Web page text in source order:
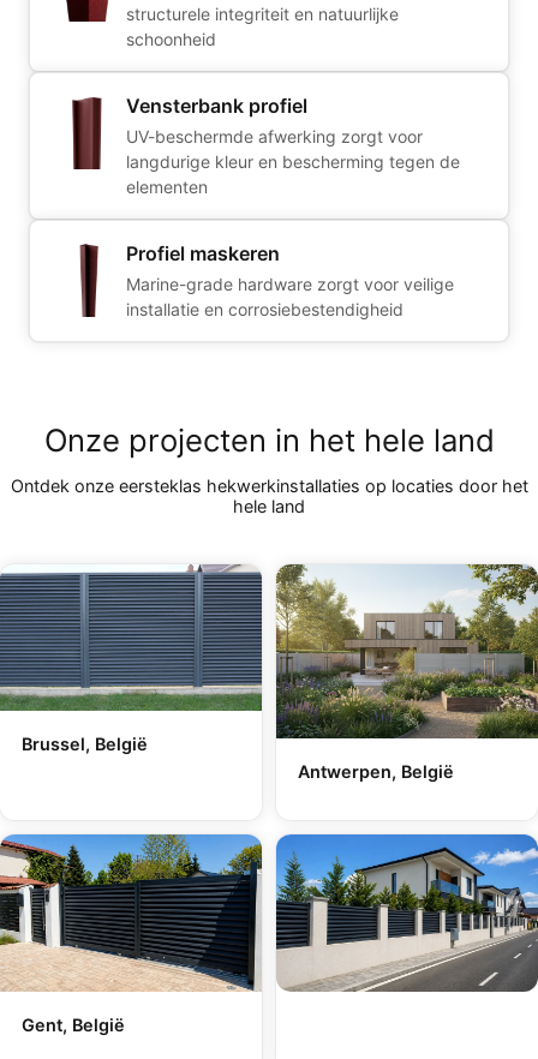
structurele integriteit en natuurlijke
schoonheid
Vensterbank profiel
UV-beschermde afwerking zorgt voor
langdurige kleur en bescherming tegen de
elementen
Profiel maskeren
Marine-grade hardware zorgt voor veilige
installatie en corrosiebestendigheid
Onze projecten in het hele land
Ontdek onze eersteklas hekwerkinstallaties op locaties door het
hele land
Brussel, België
Antwerpen, België
Gent, België